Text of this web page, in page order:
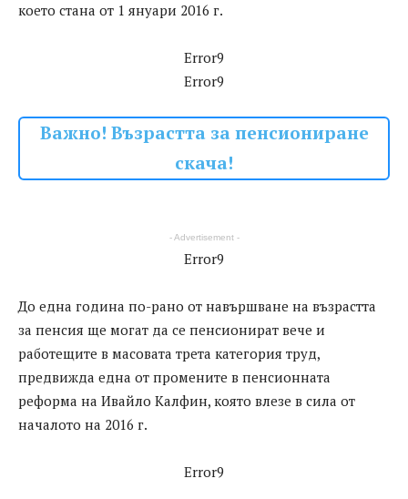
което стана от 1 януари 2016 г.
Error9
Error9
Важно! Възрастта за пенсиониране
скача!
- Advertisement -
Error9
До една година по-рано от навършване на възрастта
за пенсия ще могат да се пенсионират вече и
работещите в масовата трета категория труд,
предвижда една от промените в пенсионната
реформа на Ивайло Калфин, която влезе в сила от
началото на 2016 г.
Error9